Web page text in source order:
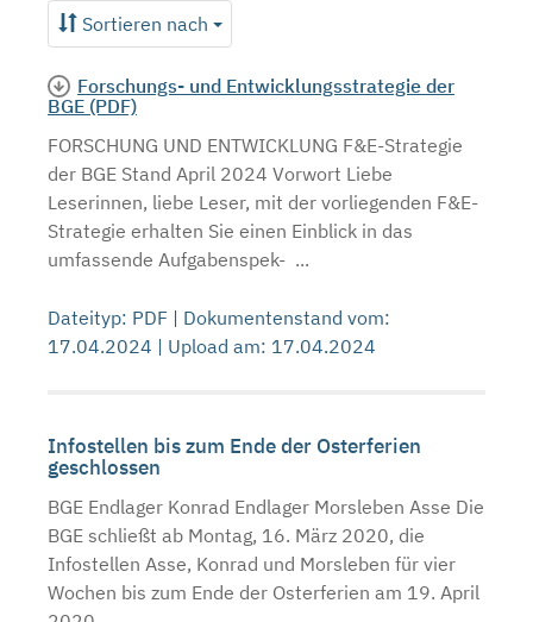
Sortieren nach
Forschungs- und Entwicklungsstrategie der
BGE (PDF)
FORSCHUNG UND ENTWICKLUNG F&E-Strategie
der BGE Stand April 2024 Vorwort Liebe
Leserinnen, liebe Leser, mit der vorliegenden F&E-
Strategie erhalten Sie einen Einblick in das
umfassende Aufgabenspek- ...
Dateityp: PDF | Dokumentenstand vom:
17.04.2024 | Upload am: 17.04.2024
Infostellen bis zum Ende der Osterferien
geschlossen
BGE Endlager Konrad Endlager Morsleben Asse Die
BGE schließt ab Montag, 16. März 2020, die
Infostellen Asse, Konrad und Morsleben für vier
Wochen bis zum Ende der Osterferien am 19. April